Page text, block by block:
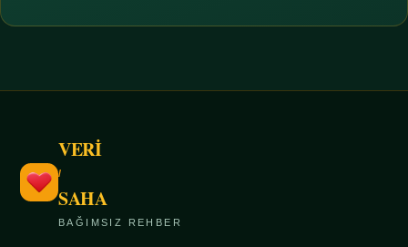
VERİ
/
SAHA
BAĞIMSIZ REHBER